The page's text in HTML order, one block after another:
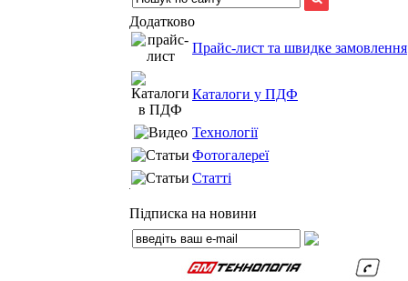
Додатково
Прайс-лист та швидке замовлення
Каталоги у ПДФ
Технології
Фотогалереї
Статті
Підписка на новини